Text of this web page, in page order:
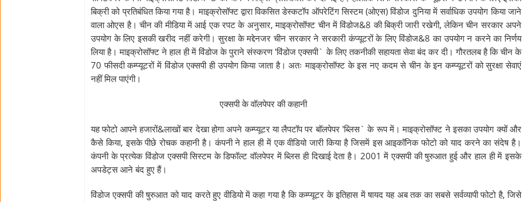
बिक्री को प्रतिबंधित किया गया है। माइक्रोसॉफ्ट द्वारा विकसित डेस्कटॉप ऑपरेटिंग सिस्टम (ओएस) विंडोज दुनिया में सर्वाधिक उपयोग किया जाने
वाला ओएस है। चीन की मीडिया में आई एक रपट के अनुसार, माइक्रोसॉफ्ट चीन में विंडोज&8 की बिक्री जारी रखेगी, लेकिन चीन सरकार अपने
उपयोग के लिए इसकी खरीद नहीं करेगी। सुरक्षा के मद्देनजर चीन सरकार ने सरकारी कंप्यूटरों के लिए विंडोज&8 का उपयोग न करने का निर्णय
लिया है। माइक्रोसॉफ्ट ने हाल ही में विंडोज के पुराने संस्करण 'विंडोज एक्सपी` के लिए तकनीकी सहायता सेवा बंद कर दी। गौरतलब है कि चीन के
70 फीसदी कम्प्यूटरों में विंडोज एक्सपी ही उपयोग किया जाता है। अतः माइक्रोसॉफ्ट के इस नए कदम से चीन के इन कम्प्यूटरों को सुरक्षा सेवाएं
नहीं मिल पाएंगी।
एक्सपी के वॉलपेपर की कहानी
यह फोटो आपने हजारों&लाखों बार देखा होगा अपने कम्प्यूटर या लैपटॉप पर बॉलपेपर 'ब्लिस` के रूप में। माइक्रोसॉफ्ट ने इसका उपयोग क्यों और
कैसे किया, इसके पीछे रोचक कहानी है। कंपनी ने हाल ही में एक वीडियो जारी किया है जिसमें इस आइकॉनिक फोटो को याद करने का संदेष है।
कंपनी के प्रत्येक विंडोज एक्सपी सिस्टम के डिफॉल्ट वॉलपेपर में ब्लिस ही दिखाई देता है। 2001 में एक्सपी की षुरुआत हुई और हाल ही में इसके
अपडेट्स आने बंद हुए हैं।
विंडोज एक्सपी की षुरुआत को याद करते हुए वीडियो में कहा गया है कि कम्प्यूटर के इतिहास में षायद यह अब तक का सबसे सर्वव्यापी फोटो है, जिसे